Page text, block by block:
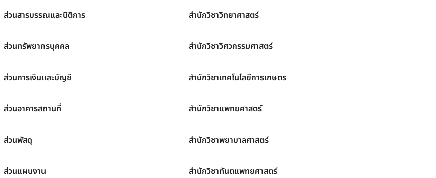
ส่วนสารบรรณและนิติการ
ส่วนทรัพยากรบุคคล
ส่วนการเงินและบัญชี
ส่วนอาคารสถานที่
ส่วนพัสดุ
ส่วนแผนงาน
สำนักวิชาวิทยาศาสตร์
สำนักวิชาวิศวกรรมศาสตร์
สำนักวิชาเทคโนโลยีการเกษตร
สำนักวิชาแพทยศาสตร์
สำนักวิชาพยาบาลศาสตร์
สำนักวิชาทันตแพทยศาสตร์